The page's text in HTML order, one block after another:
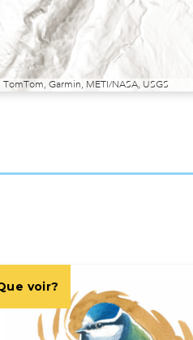
TomTom, Garmin, METI/NASA, USGS
voir?